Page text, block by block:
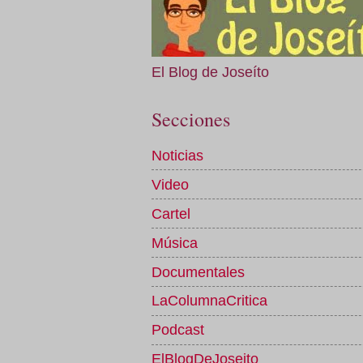
El Blog de Joseíto
Secciones
Noticias
Video
Cartel
Música
Documentales
LaColumnaCritica
Podcast
ElBlogDeJoseito